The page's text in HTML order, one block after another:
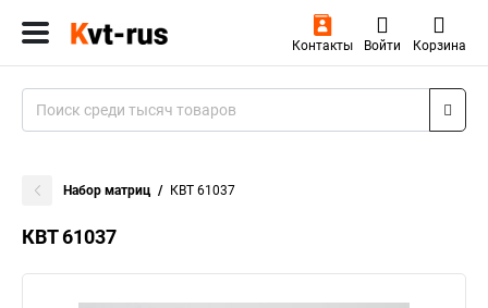
Контакты Войти Корзина
Набор матриц КВТ 61037
КВТ 61037